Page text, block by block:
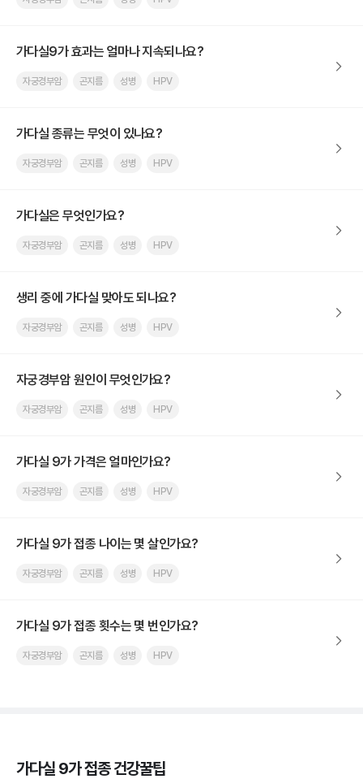
가다실9가 효과는 얼마나 지속되나요?
자궁경부암 곤지름 성병 HPV
가다실 종류는 무엇이 있나요?
자궁경부암 곤지름 성병 HPV
가다실은 무엇인가요?
자궁경부암 곤지름 성병 HPV
생리 중에 가다실 맞아도 되나요?
자궁경부암 곤지름 성병 HPV
자궁경부암 원인이 무엇인가요?
자궁경부암 곤지름 성병 HPV
가다실 9가 가격은 얼마인가요?
자궁경부암 곤지름 성병 HPV
가다실 9가 접종 나이는 몇 살인가요?
자궁경부암 곤지름 성병 HPV
가다실 9가 접종 횟수는 몇 번인가요?
자궁경부암 곤지름 성병 HPV
가다실 9가 접종 건강꿀팁